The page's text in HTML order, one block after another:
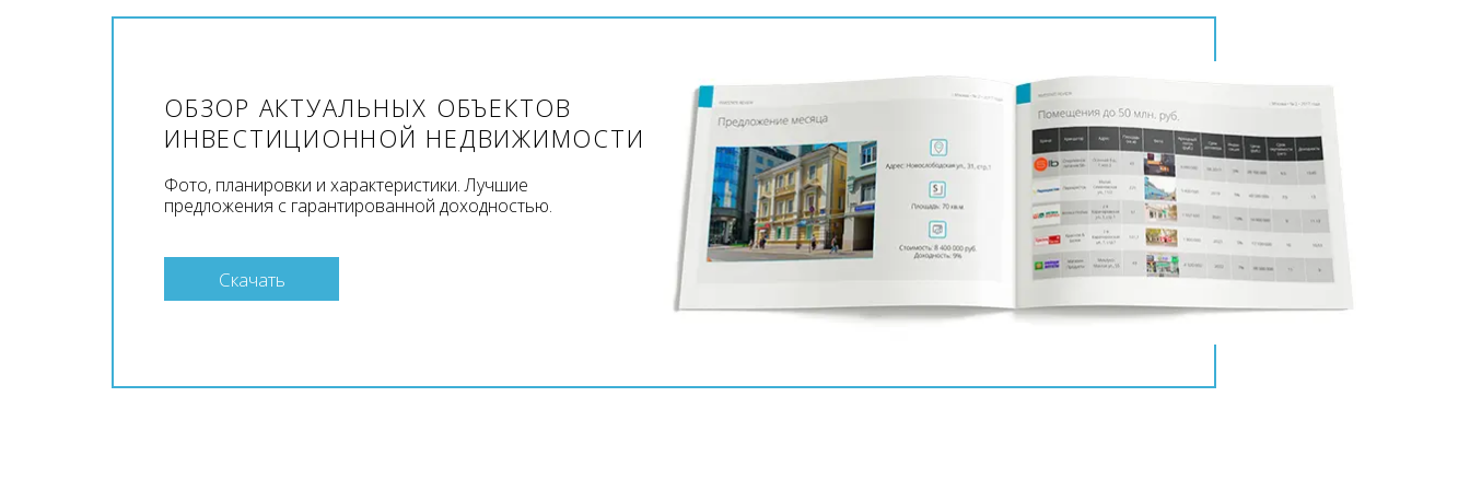
ОБЗОР АКТУАЛЬНЫХ ОБЪЕКТОВ
ИНВЕСТИЦИОННОЙ НЕДВИЖИМОСТИ
Фото, планировки и характеристики. Лучшие
предложения с гарантированной доходностью.
Скачать